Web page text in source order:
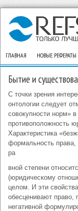
ГЛАВНАЯ НОВЫЕ РЕФЕРАТЫ
Бытие и
С точки зрения
онтологии следует
совокупности норм»
противоположность
Характеристика
формальность права,
ра
вной степени
(юридическому
целом. И эти
обесценивают право,
негативной